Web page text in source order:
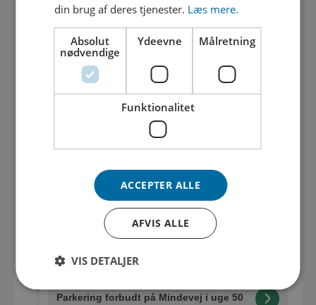
02. februar 2026
Gravearbejde indstillet pga. vejret
20. januar 2026
Ikke muligt at passere udgravning i
07. januar 2026
Kloakarbejde på Jørgen Sørensensvej
midlertidigt sat på pause
2025
Parkering forbudt på Mindevej i uge 50
din brug af deres tjenester. Læs mere.
Absolut
nødvendige
Ydeevne Målretning
Funktionalitet
ACCEPTER ALLE
AFVIS ALLE
VIS DETALJER